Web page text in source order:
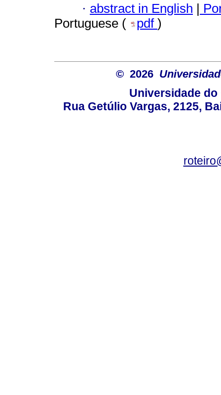
· abstract in English |
Portuguese (
pdf )
© 2026
Universidade do
Rua Getúlio Vargas, 2125,